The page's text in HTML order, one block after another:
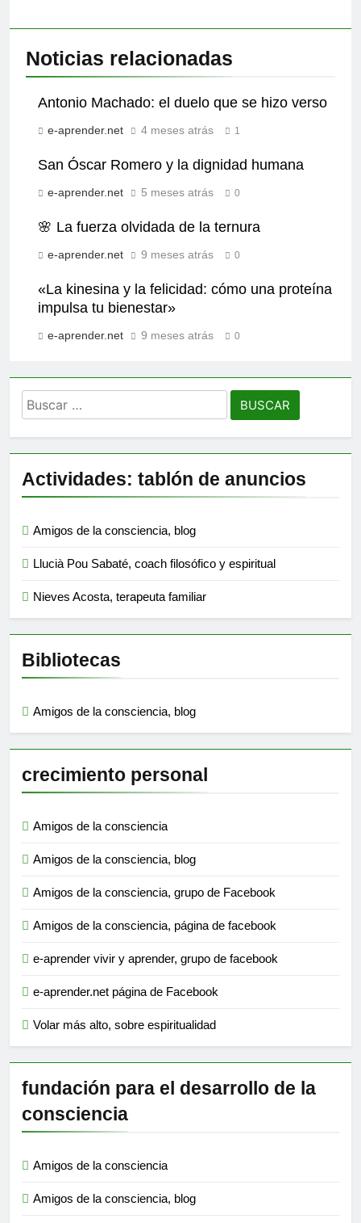
Noticias relacionadas
Antonio Machado: el duelo que se hizo verso
e-aprender.net 4 meses atrás 1
San Óscar Romero y la dignidad humana
e-aprender.net 5 meses atrás 0
🌸 La fuerza olvidada de la ternura
e-aprender.net 9 meses atrás 0
«La kinesina y la felicidad: cómo una proteína
impulsa tu bienestar»
e-aprender.net 9 meses atrás 0
Buscar:
Actividades: tablón de anuncios
Amigos de la consciencia, blog
Llucià Pou Sabaté, coach filosófico y espiritual
Nieves Acosta, terapeuta familiar
Bibliotecas
Amigos de la consciencia, blog
crecimiento personal
Amigos de la consciencia
Amigos de la consciencia, blog
Amigos de la consciencia, grupo de Facebook
Amigos de la consciencia, página de facebook
e-aprender vivir y aprender, grupo de facebook
e-aprender.net página de Facebook
Volar más alto, sobre espiritualidad
fundación para el desarrollo de la
consciencia
Amigos de la consciencia
Amigos de la consciencia, blog